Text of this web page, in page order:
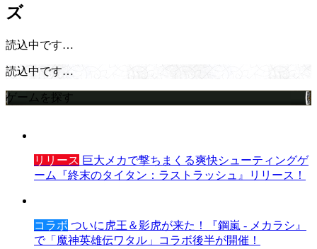
ズ
読込中です…
読込中です…
ゲームを探す
リリース 巨大メカで撃ちまくる爽快シューティングゲ
ーム『終末のタイタン：ラストラッシュ』リリース！
コラボ ついに虎王＆影虎が来た！『鋼嵐 - メカラシ』
で「魔神英雄伝ワタル」コラボ後半が開催！